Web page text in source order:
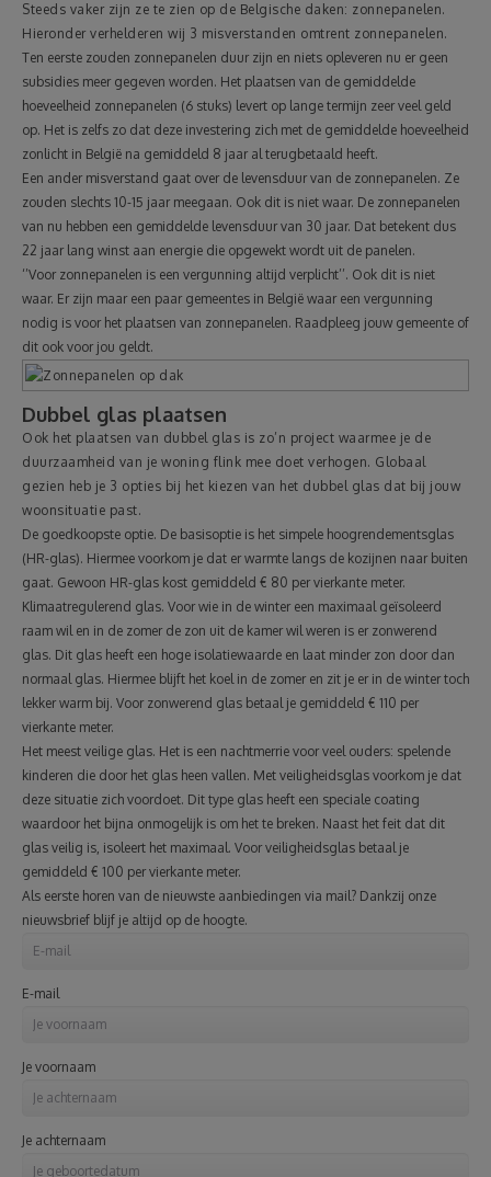
Steeds vaker zijn ze te zien op de Belgische daken: zonnepanelen.
Hieronder verhelderen wij 3 misverstanden omtrent zonnepanelen.
Ten eerste zouden zonnepanelen duur zijn en niets opleveren nu er geen
subsidies meer gegeven worden. Het plaatsen van de gemiddelde
hoeveelheid zonnepanelen (6 stuks) levert op lange termijn zeer veel geld
op. Het is zelfs zo dat deze investering zich met de gemiddelde hoeveelheid
zonlicht in België na gemiddeld 8 jaar al terugbetaald heeft.
Een ander misverstand gaat over de levensduur van de zonnepanelen. Ze
zouden slechts 10-15 jaar meegaan. Ook dit is niet waar. De zonnepanelen
van nu hebben een gemiddelde levensduur van 30 jaar. Dat betekent dus
22 jaar lang winst aan energie die opgewekt wordt uit de panelen.
‘’Voor zonnepanelen is een vergunning altijd verplicht’’. Ook dit is niet
waar. Er zijn maar een paar gemeentes in België waar een vergunning
nodig is voor het plaatsen van zonnepanelen. Raadpleeg jouw gemeente of
dit ook voor jou geldt.
Dubbel glas plaatsen
Ook het plaatsen van dubbel glas is zo’n project waarmee je de
duurzaamheid van je woning flink mee doet verhogen. Globaal
gezien heb je 3 opties bij het kiezen van het dubbel glas dat bij jouw
woonsituatie past.
De goedkoopste optie. De basisoptie is het simpele hoogrendementsglas
(HR-glas). Hiermee voorkom je dat er warmte langs de kozijnen naar buiten
gaat. Gewoon HR-glas kost gemiddeld € 80 per vierkante meter.
Klimaatregulerend glas. Voor wie in de winter een maximaal geïsoleerd
raam wil en in de zomer de zon uit de kamer wil weren is er zonwerend
glas. Dit glas heeft een hoge isolatiewaarde en laat minder zon door dan
normaal glas. Hiermee blijft het koel in de zomer en zit je er in de winter toch
lekker warm bij. Voor zonwerend glas betaal je gemiddeld € 110 per
vierkante meter.
Het meest veilige glas. Het is een nachtmerrie voor veel ouders: spelende
kinderen die door het glas heen vallen. Met veiligheidsglas voorkom je dat
deze situatie zich voordoet. Dit type glas heeft een speciale coating
waardoor het bijna onmogelijk is om het te breken. Naast het feit dat dit
glas veilig is, isoleert het maximaal. Voor veiligheidsglas betaal je
gemiddeld € 100 per vierkante meter.
Als eerste horen van de nieuwste aanbiedingen via mail? Dankzij onze
nieuwsbrief blijf je altijd op de hoogte.
E-mail
Je voornaam
Je achternaam